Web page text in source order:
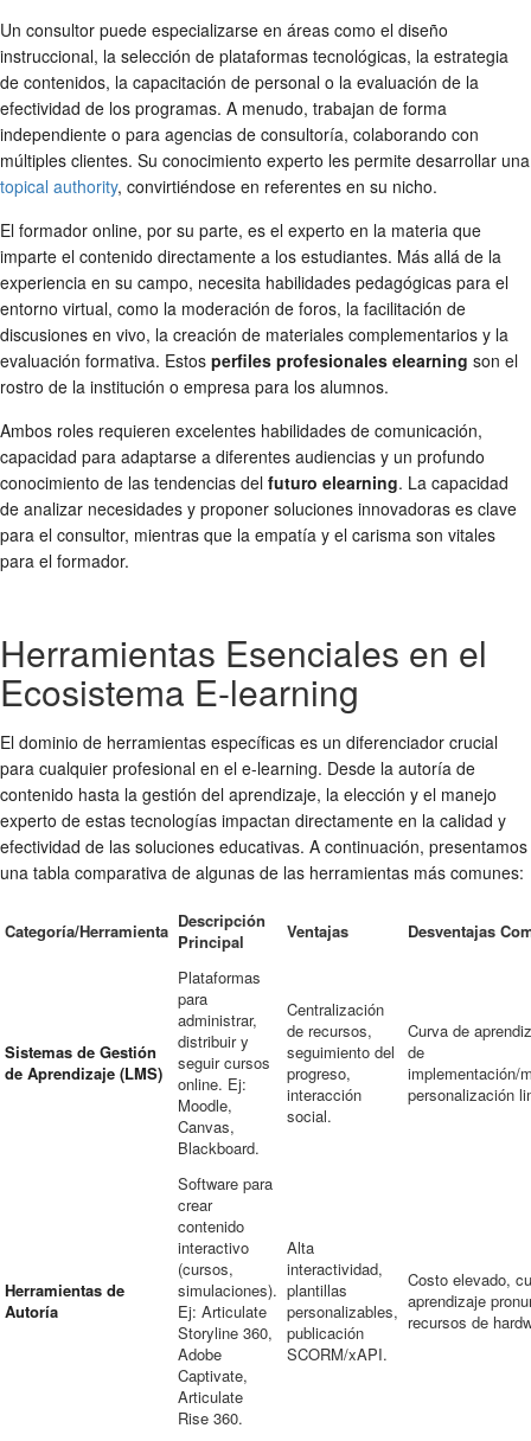
Un consultor puede especializarse en áreas como el diseño
instruccional, la selección de plataformas tecnológicas, la estrategia
de contenidos, la capacitación de personal o la evaluación de la
efectividad de los programas. A menudo, trabajan de forma
independiente o para agencias de consultoría, colaborando con
múltiples clientes. Su conocimiento experto les permite desarrollar una
topical authority, convirtiéndose en referentes en su nicho.
El formador online, por su parte, es el experto en la materia que
imparte el contenido directamente a los estudiantes. Más allá de la
experiencia en su campo, necesita habilidades pedagógicas para el
entorno virtual, como la moderación de foros, la facilitación de
discusiones en vivo, la creación de materiales complementarios y la
evaluación formativa. Estos perfiles profesionales elearning son el
rostro de la institución o empresa para los alumnos.
Ambos roles requieren excelentes habilidades de comunicación,
capacidad para adaptarse a diferentes audiencias y un profundo
conocimiento de las tendencias del futuro elearning. La capacidad
de analizar necesidades y proponer soluciones innovadoras es clave
para el consultor, mientras que la empatía y el carisma son vitales
para el formador.
Herramientas Esenciales en el
Ecosistema E-learning
El dominio de herramientas específicas es un diferenciador crucial
para cualquier profesional en el e-learning. Desde la autoría de
contenido hasta la gestión del aprendizaje, la elección y el manejo
experto de estas tecnologías impactan directamente en la calidad y
efectividad de las soluciones educativas. A continuación, presentamos
una tabla comparativa de algunas de las herramientas más comunes:
Categoría/Herramienta Descripción
Principal
Ventajas Desventajas
Sistemas de Gestión
de Aprendizaje (LMS)
Plataformas
para
administrar,
distribuir y
seguir cursos
online. Ej:
Moodle,
Canvas,
Blackboard.
Centralización
de recursos,
seguimiento del
progreso,
interacción
social.
Curva de
de
implementación/
personalización
Herramientas de
Autoría
Software para
crear
contenido
interactivo
(cursos,
simulaciones).
Ej: Articulate
Storyline 360,
Adobe
Captivate,
Articulate
Rise 360.
Alta
interactividad,
plantillas
personalizables,
publicación
SCORM/xAPI.
Costo elevado,
aprendizaje
recursos de